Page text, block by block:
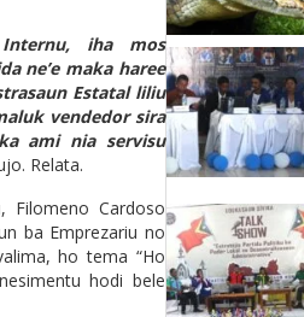
iha mos
ne’e maka haree
Estatal liliu
vendedor sira
ami nia servisu
Relata.
Filomeno Cardoso
ba Emprezariu no
ho tema “Ho
hodi bele